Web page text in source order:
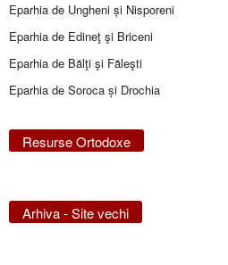
Eparhia de Ungheni și Nisporeni
Eparhia de Edineţ şi Briceni
Eparhia de Bălţi şi Făleşti
Eparhia de Soroca și Drochia
Resurse Ortodoxe
Arhiva - Site vechi